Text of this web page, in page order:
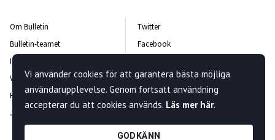
Om Bulletin
Bulletin-teamet
Integritetspolicy
Vanliga frågor och svar
Rättelsepolicy
Jobba hos oss
Twitter
Facebook
Kontakta oss
Nyhetsbrev
Vi använder cookies för att garantera bästa möjliga
användarupplevelse. Genom fortsatt användning
accepterar du att cookies används. Läs mer här.
GODKÄNN